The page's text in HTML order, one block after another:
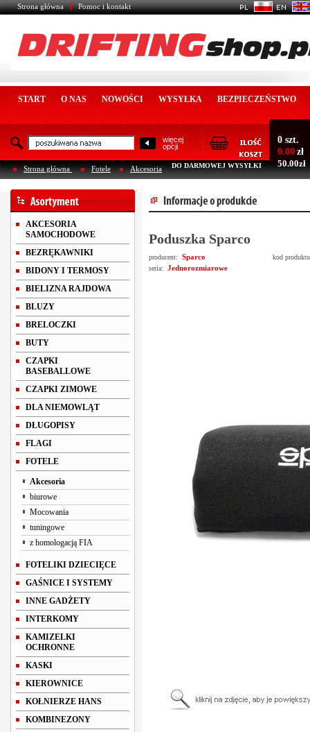
Strona główna Pomoc i kontakt
START O NAS NOWOŚCI WYSYŁKA BEZPIECZEŃSTWO
więcej
opcji
0 szt.
0.00 zł
DO DARMOWEJ WYSYŁKI 50.00zł
Strona główna Fotele Akcesoria
AKCESORIA
SAMOCHODOWE
BEZRĘKAWNIKI
BIDONY I TERMOSY
BIELIZNA RAJDOWA
BLUZY
BRELOCZKI
BUTY
CZAPKI
BASEBALLOWE
CZAPKI ZIMOWE
DLA NIEMOWLĄT
DŁUGOPISY
FLAGI
FOTELE
Akcesoria
biurowe
Mocowania
tuningowe
z homologacją FIA
FOTELIKI DZIECIĘCE
GAŚNICE I SYSTEMY
INNE GADŻETY
INTERKOMY
KAMIZELKI
OCHRONNE
KASKI
KIEROWNICE
KOŁNIERZE HANS
KOMBINEZONY
Poduszka Sparco
producent: Sparco
kod
seria:
Jednorozmiarowe